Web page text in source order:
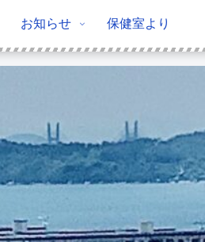
お知らせ 保健室より